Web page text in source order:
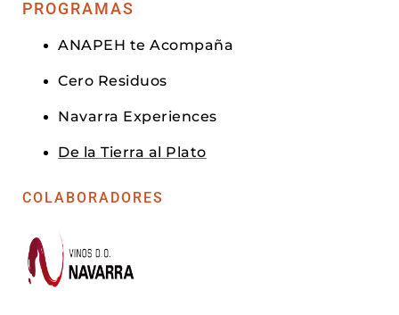
PROGRAMAS
ANAPEH te Acompaña
Cero Residuos
Navarra Experiences
De la Tierra al Plato
COLABORADORES